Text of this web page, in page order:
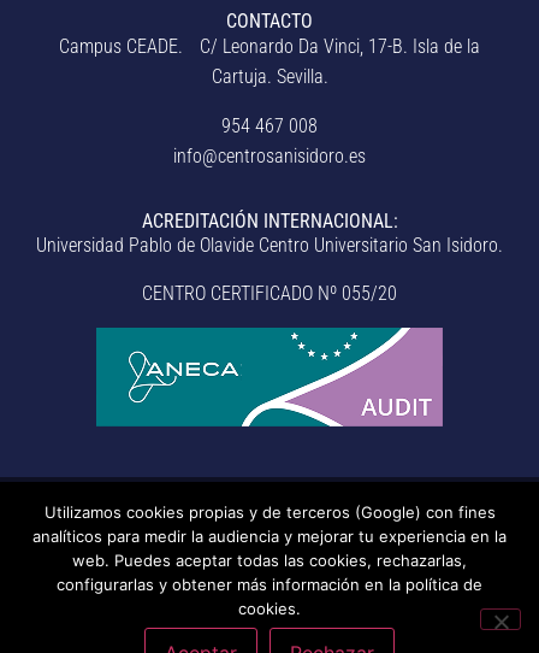
CONTACTO
Campus CEADE. C/ Leonardo Da Vinci, 17-B. Isla de la
Cartuja. Sevilla.
954 467 008
info@centrosanisidoro.es
ACREDITACIÓN INTERNACIONAL:
Universidad Pablo de Olavide Centro Universitario San Isidoro.
CENTRO CERTIFICADO Nº 055/20
© Centro Universitario San Isidoro (Sevilla), adscrito a la
Universidad Pablo de Olavide de Sevilla.– Aviso legal, política de
privacidad, uso de cookies, medidas de seguridad, código de
– Sistema interno de información –
Última
actualización: 20/07/2026
Utilizamos cookies propias y de terceros (Google) con fines
analíticos para medir la audiencia y mejorar tu experiencia en la
web. Puedes aceptar todas las cookies, rechazarlas,
configurarlas y obtener más información en la política de
cookies.